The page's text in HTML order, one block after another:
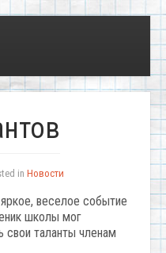
in Новости
веселое событие
школы мог
свои таланты членам